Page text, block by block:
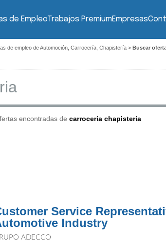
de EmpleoTrabajos PremiumEmpresas
de empleo de Automoción, Carrocería, Chapistería > Buscar
encontradas de carroceria chapisteria
Service
Industry
ADECCO